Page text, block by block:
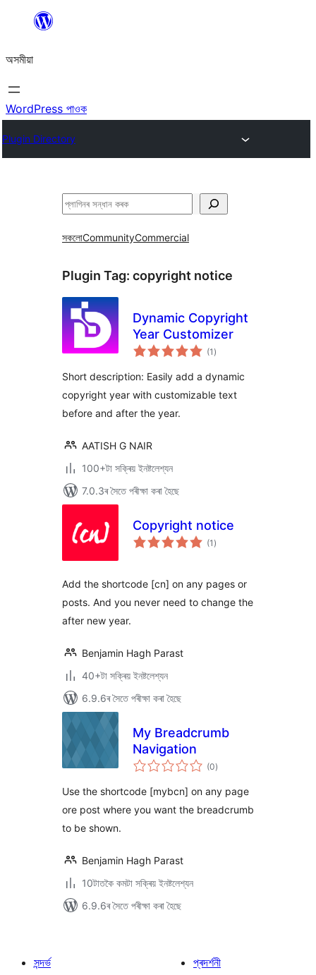
বিষয়বস্তুলৈ
যাওক
অসমীয়া
WordPress পাওক
Plugin Directory
সন্ধান
সকলোCommunityCommercial
Plugin Tag: copyright notice
Dynamic Copyright
Year Customizer
(1 টা
মুঠ)
Short description: Easily add a dynamic
copyright year with customizable text
before and after the year.
AATISH G NAIR
100+টা সক্ৰিয় ইনষ্টলেশ্যন
7.0.3ৰ সৈতে পৰীক্ষা কৰা হৈছে
Copyright notice
(1 টা
মুঠ)
Add the shortcode [cn] on any pages or
posts. And you never need to change the
after new year.
Benjamin Hagh Parast
40+টা সক্ৰিয় ইনষ্টলেশ্যন
6.9.6ৰ সৈতে পৰীক্ষা কৰা হৈছে
My Breadcrumb
Navigation
(0টা
মুঠ)
Use the shortcode [mybcn] on any page
ore post where you want the breadcrumb
to be shown.
Benjamin Hagh Parast
10টাতকৈ কমটা সক্ৰিয় ইনষ্টলেশ্যন
6.9.6ৰ সৈতে পৰীক্ষা কৰা হৈছে
সন্দৰ্ভ
প্ৰদৰ্শনী